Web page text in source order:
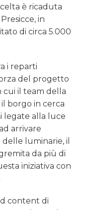
è ricaduta
in
di circa 5.000
i reparti
del progetto
cui il team della
borgo in cerca
legate alla luce
arrivare
luminarie, il
da più di
iniziativa con
content di